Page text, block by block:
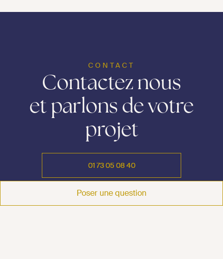
CONTACT
Contactez nous
et parlons de votre
projet
01 73 05 08 40
01 73 05 08 40
Poser une question